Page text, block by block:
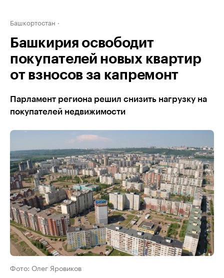
Башкортостан
Башкирия освободит
покупателей новых квартир
от взносов за капремонт
Парламент региона решил снизить нагрузку на
покупателей недвижимости
Фото: Олег Яровиков